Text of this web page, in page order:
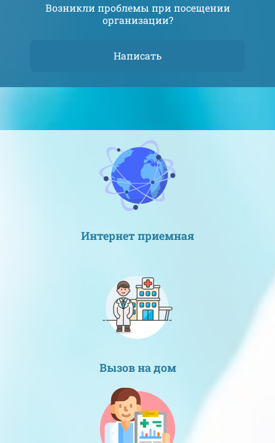
Возникли проблемы при посещении
организации?
Написать
Интернет приемная
Вызов на дом